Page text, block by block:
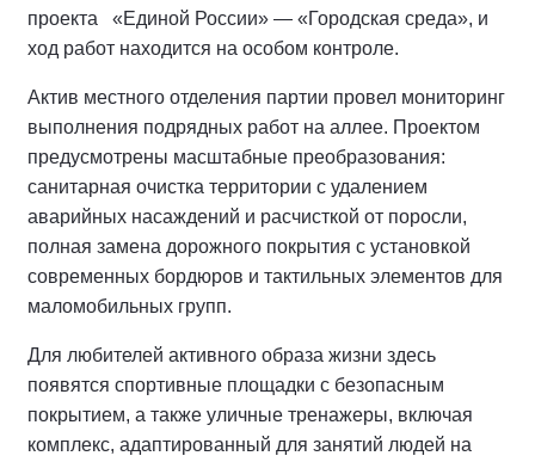
проекта «Единой России» — «Городская среда», и
ход работ находится на особом контроле.
Актив местного отделения партии провел мониторинг
выполнения подрядных работ на аллее. Проектом
предусмотрены масштабные преобразования:
санитарная очистка территории с удалением
аварийных насаждений и расчисткой от поросли,
полная замена дорожного покрытия с установкой
современных бордюров и тактильных элементов для
маломобильных групп.
Для любителей активного образа жизни здесь
появятся спортивные площадки с безопасным
покрытием, а также уличные тренажеры, включая
комплекс, адаптированный для занятий людей на